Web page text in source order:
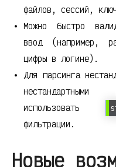
файлов, сессий,
Можно быстро
ввод (например,
цифры в логине).
Для парсинга
нестандартными
использовать
фильтрации.
Новые